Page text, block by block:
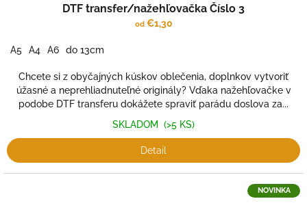
DTF transfer/nažehľovačka Číslo 3
od€1,30
A5 A4 A6 do 13cm
Chcete si z obyčajných kúskov oblečenia, doplnkov vytvoriť
úžasné a neprehliadnuteľné originály? Vďaka nažehľovačke v
podobe DTF transferu dokážete spraviť parádu doslova za...
SKLADOM (>5 KS)
Detail
NOVINKA